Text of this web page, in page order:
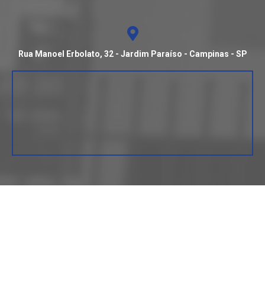
Rua Manoel Erbolato, 32 - Jardim Paraíso - Campinas - SP